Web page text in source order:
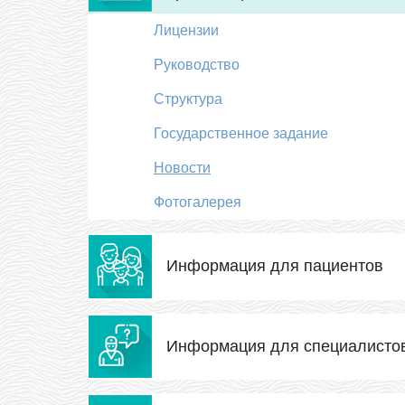
Лицензии
Руководство
Структура
Государственное задание
Новости
Фотогалерея
Информация для пациентов
Информация для